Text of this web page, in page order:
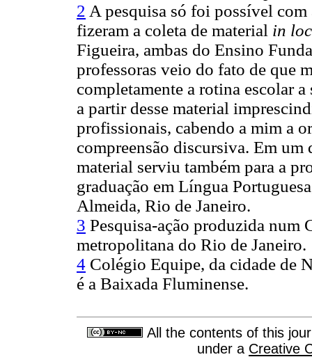
2 A pesquisa só foi possível com
fizeram a coleta de material in
Figueira, ambas do Ensino
professoras veio do fato de que
completamente a rotina escolar
a partir desse material
profissionais, cabendo a mim a
compreensão discursiva. Em
material serviu também para a
graduação em Língua
Almeida, Rio de Janeiro.
3 Pesquisa-ação produzida num
metropolitana do Rio de Janeiro.
4 Colégio Equipe, da cidade de
é a Baixada Fluminense.
All the contents of this
under a Creative